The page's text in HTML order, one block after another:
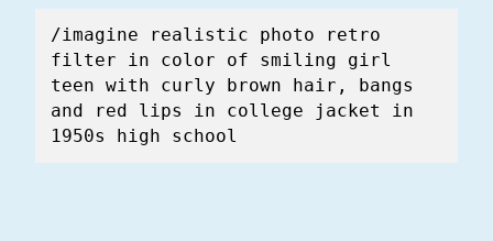
/imagine realistic photo retro
filter in color of smiling girl
teen with curly brown hair, bangs
and red lips in college jacket in
1950s high school